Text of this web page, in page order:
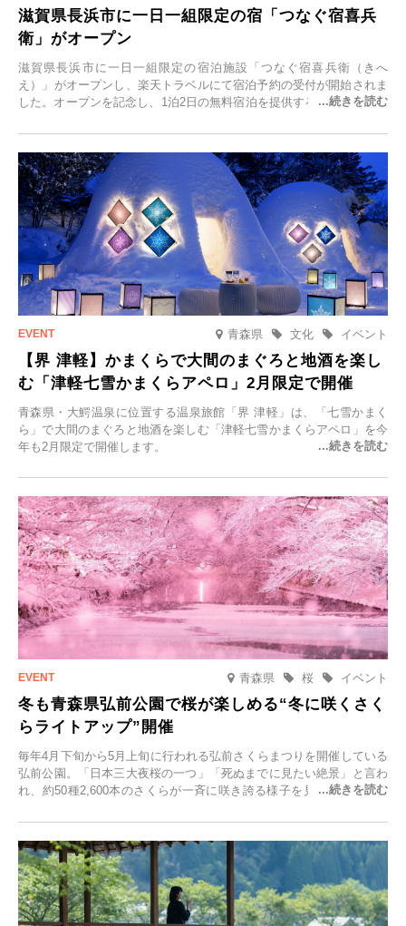
滋賀県長浜市に一日一組限定の宿「つなぐ宿喜兵
衛」がオープン
滋賀県長浜市に一日一組限定の宿泊施設「つなぐ宿喜兵衛（きへ
え）」がオープンし、楽天トラベルにて宿泊予約の受付が開始されま
した。オープンを記念し、1泊2日の無料宿泊を提供するキャンペーン
一組限定の宿だからこそ叶う、大切な人との特別な時間を体験いただ
けます。
青森県 イベント
文化
【界 津軽】かまくらで大間のまぐろと地酒を楽し
む「津軽七雪かまくらアペロ」2月限定で開催
青森県・大鰐温泉に位置する温泉旅館「界 津軽」は、「七雪かまく
ら」で大間のまぐろと地酒を楽しむ「津軽七雪かまくらアペロ」を今
年も2月限定で開催します。
青森県 イベント
桜
冬も青森県弘前公園で桜が楽しめる“冬に咲くさく
らライトアップ”開催
毎年4月下旬から5月上旬に行われる弘前さくらまつりを開催している
弘前公園。「日本三大夜桜の一つ」「死ぬまでに見たい絶景」と言わ
れ、約50種2,600本のさくらが一斉に咲き誇る様子を見に、世界中か
日(月)～2026年2月28日(土)の期間、「冬に咲くさくらライトアップ」
を開催します。